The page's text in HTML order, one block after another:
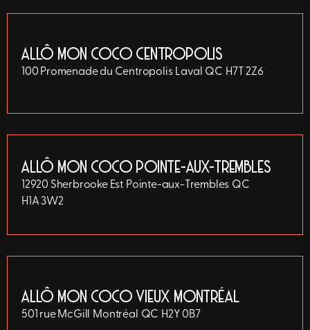
ALLÔ MON COCO CENTROPOLIS
100 Promenade du Centropolis Laval QC H7T 2Z6
ALLÔ MON COCO POINTE-AUX-TREMBLES
12920 Sherbrooke Est Pointe-aux-Trembles QC
H1A 3W2
ALLÔ MON COCO VIEUX MONTRÉAL
501 rue McGill Montréal QC H2Y 0B7